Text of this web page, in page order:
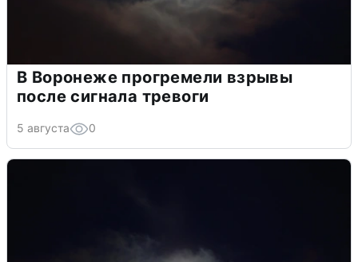
В Воронеже прогремели взрывы
после сигнала тревоги
5 августа 0